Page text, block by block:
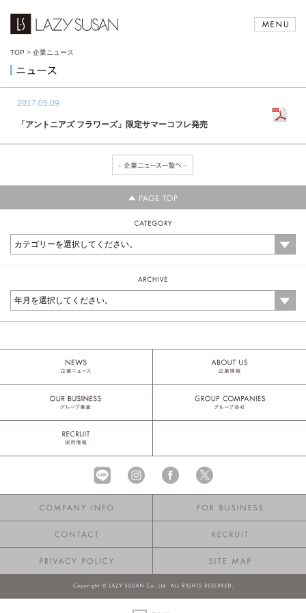
TOP > 企業ニュース
2017.05.09
「アントニアズ フラワーズ」限定サマーコフレ発売